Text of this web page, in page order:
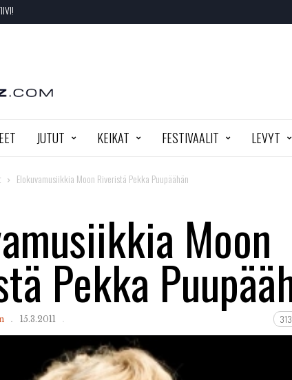
JUTUT KEIKAT FESTIVAALIT LEVYT
Elokuvamusiikkia Moon Riveristä Pekka Puupäähän
Moon
Pekka
15.3.2011